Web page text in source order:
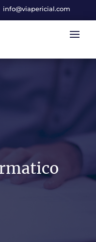
info@viapericial.com